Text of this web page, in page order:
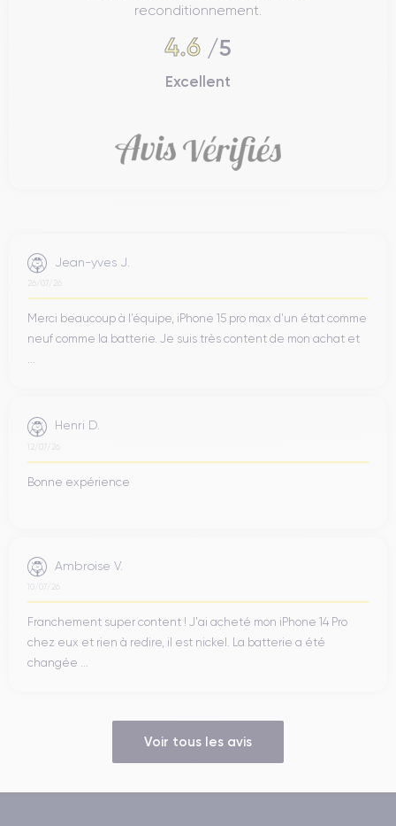
reconditionnement.
4.6 /5
Excellent
Jean-yves J.
26/07/26
Merci beaucoup à l’équipe, iPhone 15 pro max d’un état comme
neuf comme la batterie. Je suis très content de mon achat et
...
Henri D.
12/07/26
Bonne expérience
Ambroise V.
10/07/26
Franchement super content ! J'ai acheté mon iPhone 14 Pro
chez eux et rien à redire, il est nickel. La batterie a été
changée ...
Voir tous les avis